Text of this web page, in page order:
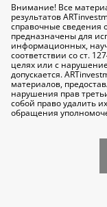
Внимание! Все
результатов
справочные сведения
предназначены для
информационных,
соответствии со ст.
целях или с
допускается.
материалов,
нарушения прав
собой право удалить
обращения